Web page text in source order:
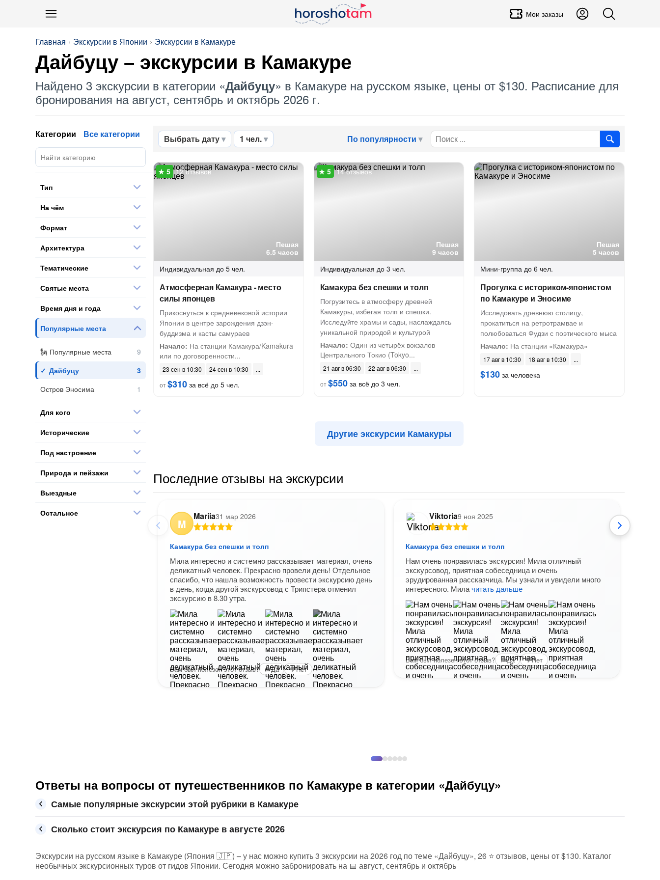
Мои заказы
Главная Экскурсии в Японии Экскурсии в Камакуре
Дайбуцу – экскурсии в Камакуре
Найдено 3 экскурсии в категории «Дайбуцу» в Камакуре на русском языке, цены от $130. Расписание для
бронирования на август, сентябрь и октябрь 2026 г.
Выбрать дату 1 чел. По популярности
Пешая
6.5 часов
12 отзывов
Индивидуальная до 5 чел.
Атмосферная Камакура - место
силы японцев
Прикоснуться к средневековой истории
Японии в центре зарождения дзэн-
буддизма и касты самураев
Начало: На станции Камакура/Kamakura
или по договоренности...
23 сен в 10:30
24 сен в 10:30
от$310 за всё до 5 чел.
Пешая
9 часов
14 отзывов
Индивидуальная до 3 чел.
Камакура без спешки и толп
Погрузитесь в атмосферу древней
Камакуры, избегая толп и спешки.
Исследуйте храмы и сады, наслаждаясь
уникальной природой и культурой
Начало: Один из четырёх вокзалов
Центрального Токио (Tokyo...
21 авг в 06:30
22 авг в 06:30
от$550за всё до 3 чел.
Пешая
5 часов
Мини-группа до 6 чел.
Прогулка с историком-японистом
по Камакуре и Эносиме
Исследовать древнюю столицу,
прокатиться на ретротрамвае и
полюбоваться Фудзи с поэтического мыса
Начало: На станции «Камакура»
17 авг в 10:30 18 авг в 10:30
$130 за человека
Другие экскурсии Камакуры
Последние отзывы на экскурсии
M
Mariia31 мар 2026
Камакура без спешки и толп
Мила интересно и системно рассказывает материал, очень
деликатный человек. Прекрасно провели день! Отдельное
спасибо, что нашла возможность провести экскурсию день
в день, когда другой экскурсовод с Трипстера отменил
экскурсию в 8.30 утра.
+4
Вам был полезен этот отзыв? Да Нет
Viktoria9 ноя 2025
Камакура без спешки и толп
Нам очень понравилась экскурсия! Мила отличный
экскурсовод, приятная собеседница и очень
эрудированная рассказчица. Мы узнали и увидели много
интересного. Милачитать дальше
Вам был полезен этот отзыв? Да Нет
Категории Все категории
Тип
На чём
Формат
Архитектура
Тематические
Святые места
Время дня и года
Популярные места
Популярные места
Дайбуцу
Остров Эносима
Для кого
Исторические
Под настроение
Природа и пейзажи
Выездные
Остальное
Ответы на вопросы от путешественников по Камакуре в категории «Дайбуцу»
Самые популярные экскурсии этой рубрики в Камакуре
Сколько стоит экскурсия по Камакуре в августе 2026
Экскурсии на русском языке в Камакуре (Япония 🇯🇵) – у нас можно купить 3 экскурсии на 2026 год по теме «Дайбуцу», 26 ⭐ отзывов, цены от $130. Каталог
необычных экскурсионных туров от гидов Японии. Сегодня можно забронировать на 📅 август, сентябрь и октябрь